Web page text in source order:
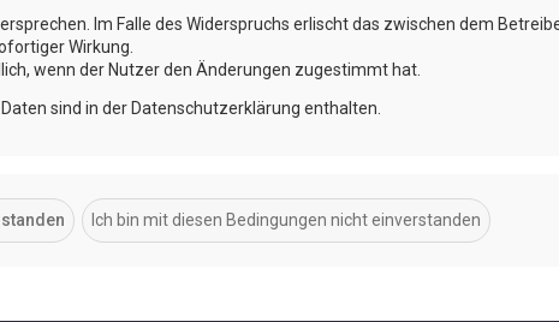
Im Falle des Widerspruchs erlischt das zwischen dem
Wirkung.
wenn der Nutzer den Änderungen zugestimmt hat.
sind in der Datenschutzerklärung enthalten.